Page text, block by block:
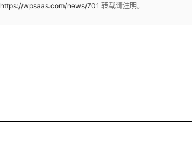
https://wpsaas.com/news/701 转载请注明。